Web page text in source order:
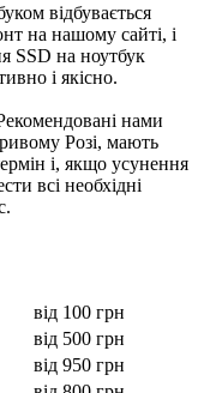
відбувається
на нашому сайті, і
SSD на ноутбук
і якісно.
нами
Розі, мають
і, якщо усунення
всі необхідні
від 100 грн
від 500 грн
від 950 грн